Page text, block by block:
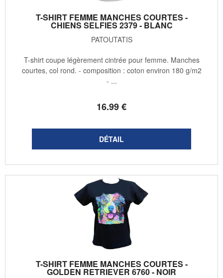
T-SHIRT FEMME MANCHES COURTES -
CHIENS SELFIES 2379 - BLANC
PATOUTATIS
16.99€
T-shirt coupe légèrement cintrée pour femme. Manches
courtes, col rond. - composition : coton environ 180 g/m2
- ...
T-SHIRT FEMME MANCHES COURTES -
GOLDEN RETRIEVER 6760 - NOIR